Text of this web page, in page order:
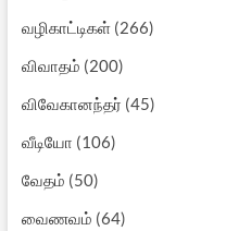
வழிகாட்டிகள்(266)
விவாதம் (200)
விவேகானந்தர் (45)
வீடியோ (106)
வேதம் (50)
வைணவம் (64)